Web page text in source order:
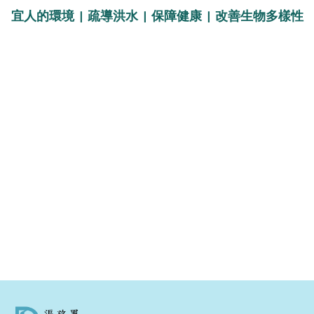
宜人的環境 | 疏導洪水 | 保障健康 | 改善生物多樣性